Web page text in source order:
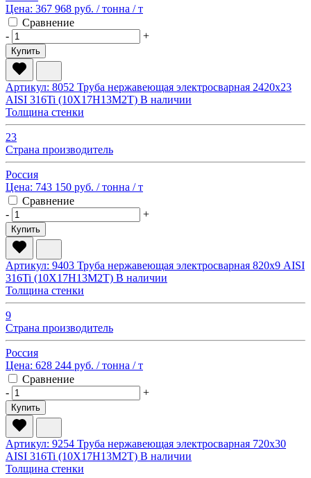
Цена: 367 968 руб. / тонна / т
Сравнение
-
+
Купить
Артикул: 8052 Труба нержавеющая электросварная 2420х23
AISI 316Ti (10Х17Н13М2Т) В наличии
Толщина стенки
23
Страна производитель
Россия
Цена: 743 150 руб. / тонна / т
Сравнение
-
+
Купить
Артикул: 9403 Труба нержавеющая электросварная 820х9 AISI
316Ti (10Х17Н13М2Т) В наличии
Толщина стенки
9
Страна производитель
Россия
Цена: 628 244 руб. / тонна / т
Сравнение
-
+
Купить
Артикул: 9254 Труба нержавеющая электросварная 720х30
AISI 316Ti (10Х17Н13М2Т) В наличии
Толщина стенки